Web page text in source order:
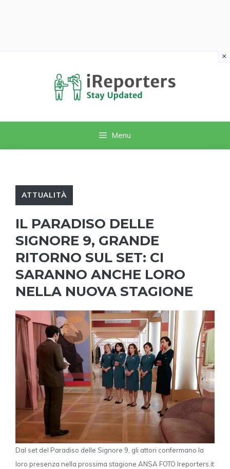
Menu
ATTUALITÀ
IL PARADISO DELLE
SIGNORE 9, GRANDE
RITORNO SUL SET: CI
SARANNO ANCHE LORO
NELLA NUOVA STAGIONE
Dal set del Paradiso delle Signore 9, gli attori confermano la
loro presenza nella prossima stagione ANSA FOTO Ireporters.it
×